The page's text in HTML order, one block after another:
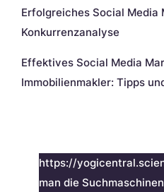
Erfolgreiches Social Media
Konkurrenzanalyse
Effektives Social Media
Immobilienmakler: Tipps
https://
man die